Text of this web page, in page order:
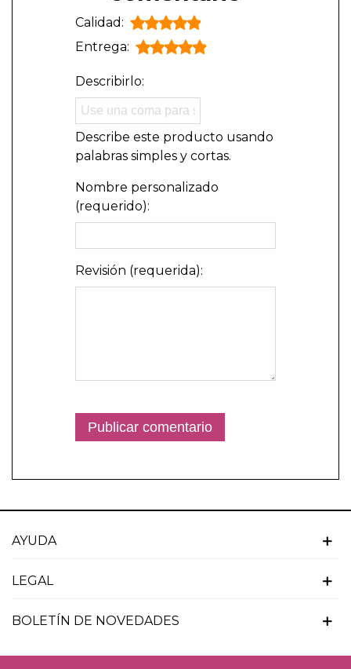
Calidad:
Entrega:
Describirlo:
Describe este producto usando
palabras simples y cortas.
Nombre personalizado
(requerido):
Revisión (requerida):
AYUDA
LEGAL
BOLETÍN DE NOVEDADES